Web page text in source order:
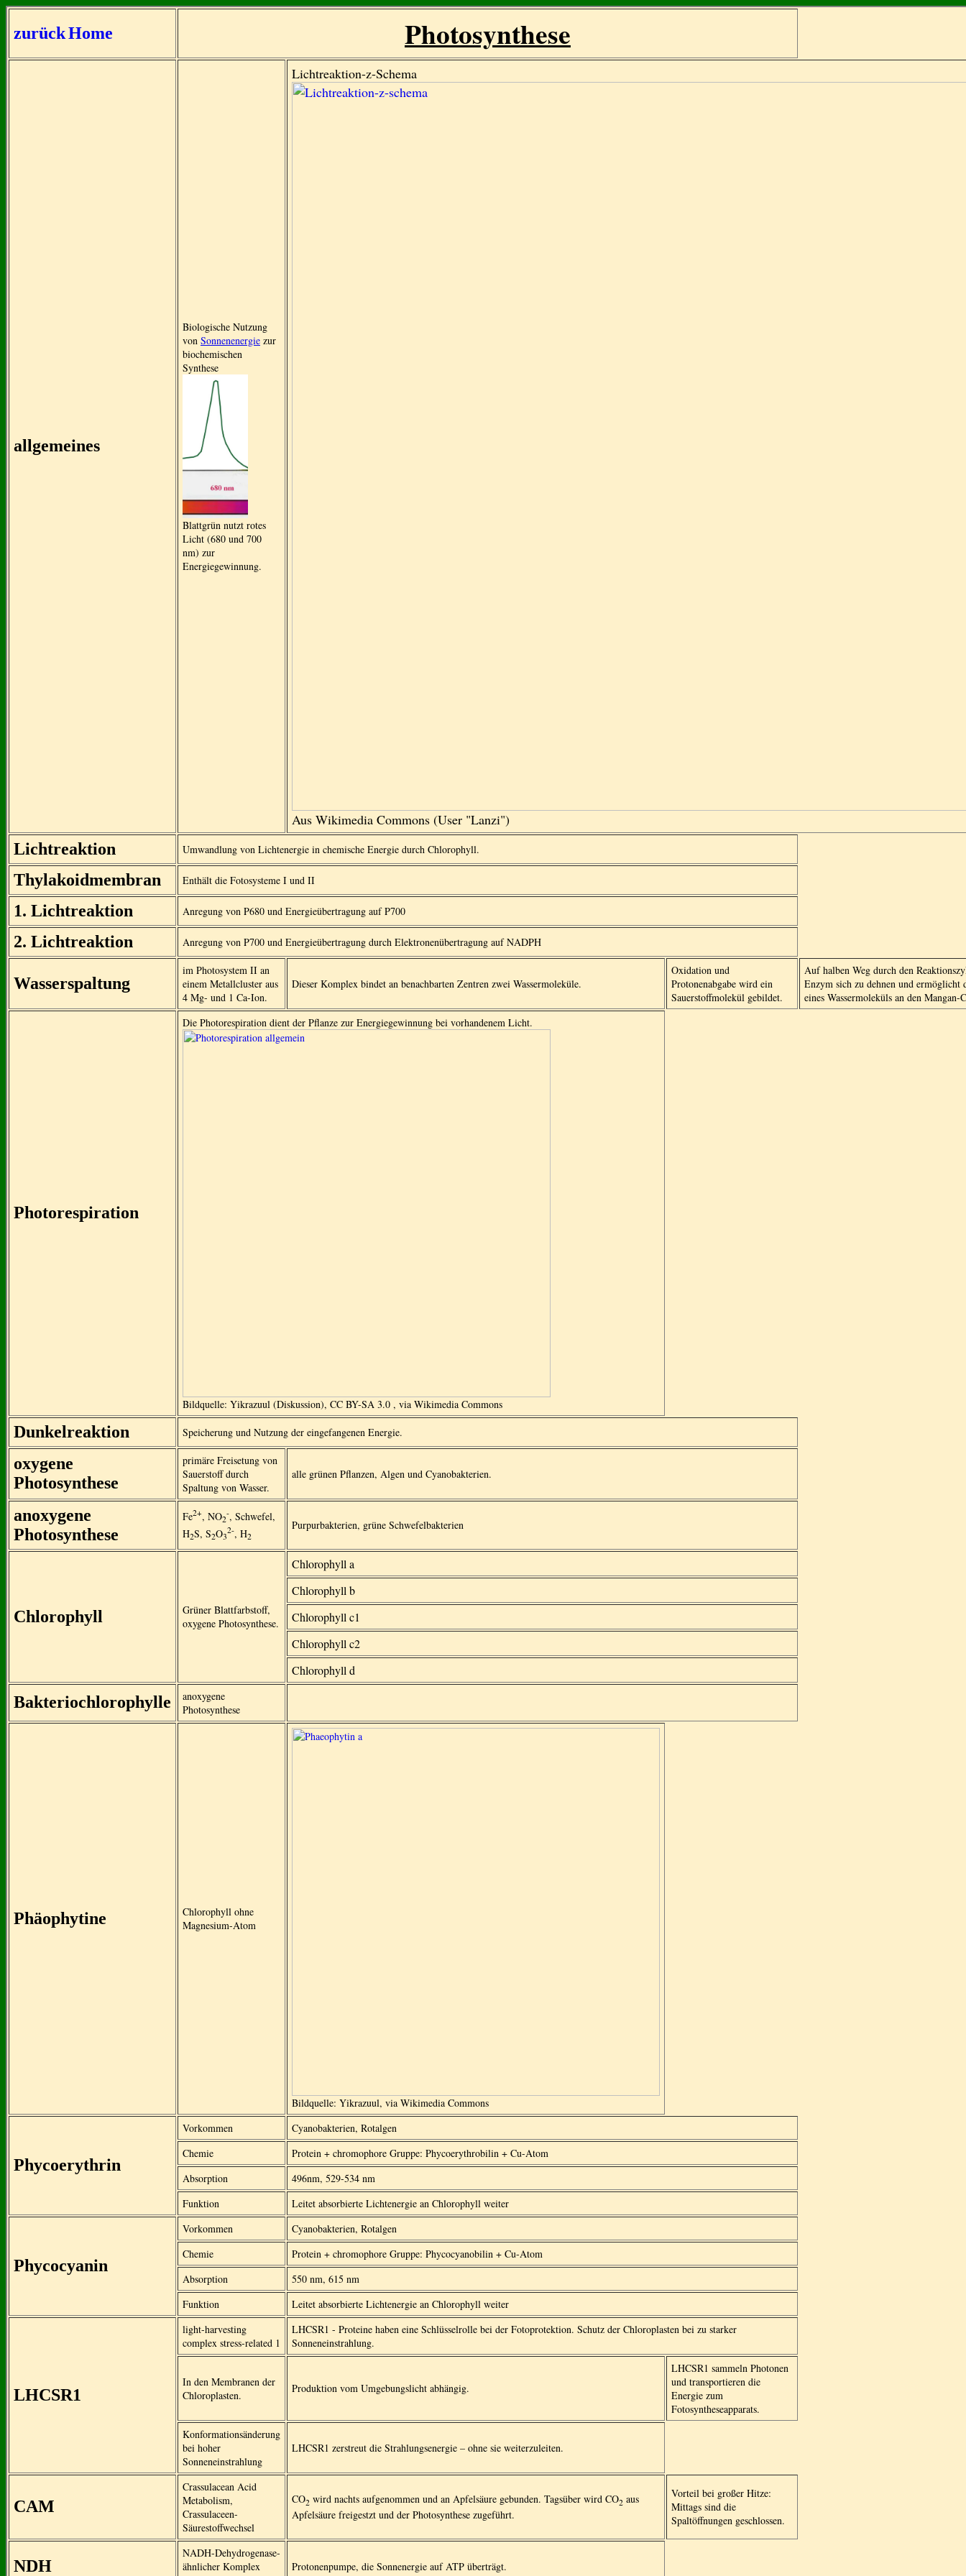
zurückHome Photosynthese
allgemeines
Biologische Nutzung
von Sonnenenergie zur
biochemischen
Synthese
Blattgrün nutzt rotes
Licht (680 und 700
nm) zur
Energiegewinnung.
Lichtreaktion-z-Schema
Aus Wikimedia Commons (User "Lanzi")
Lichtreaktion Umwandlung von Lichtenergie in chemische Energie durch Chlorophyll.
Thylakoidmembran Enthält die Fotosysteme I und II
1. Lichtreaktion Anregung von P680 und Energieübertragung auf P700
2. Lichtreaktion Anregung von P700 und Energieübertragung durch Elektronenübertragung auf NADPH
Wasserspaltung
im Photosystem II an
einem Metallcluster aus
4 Mg- und 1 Ca-Ion.
Dieser Komplex bindet an benachbarten Zentren zwei Wassermoleküle.
Oxidation und
Protonenabgabe wird ein
Sauerstoffmolekül gebildet.
Auf halben Weg durch den
Enzym sich zu dehnen und ermöglicht
eines Wassermoleküls an den Mangan-
Photorespiration
Die Photorespiration dient der Pflanze zur Energiegewinnung bei vorhandenem Licht.
Bildquelle: Yikrazuul (Diskussion), CC BY-SA 3.0 , via Wikimedia Commons
Dunkelreaktion Speicherung und Nutzung der eingefangenen Energie.
oxygene
Photosynthese
primäre Freisetung von
Sauerstoff durch
Spaltung von Wasser.
alle grünen Pflanzen, Algen und Cyanobakterien.
anoxygene
Photosynthese
Fe2+, NO2
-, Schwefel,
H2S, S2O3
2-, H2
Purpurbakterien, grüne Schwefelbakterien
Chlorophyll
Grüner Blattfarbstoff,
oxygene Photosynthese.
Chlorophyll a
Chlorophyll b
Chlorophyll c1
Chlorophyll c2
Chlorophyll d
Bakteriochlorophylle
anoxygene
Photosynthese
Phäophytine
Chlorophyll ohne
Magnesium-Atom
Bildquelle: Yikrazuul, via Wikimedia Commons
Phycoerythrin
Vorkommen
Cyanobakterien, Rotalgen
Chemie
Protein + chromophore Gruppe: Phycoerythrobilin + Cu-Atom
Absorption
496nm, 529-534 nm
Funktion
Leitet absorbierte Lichtenergie an Chlorophyll weiter
Phycocyanin
Vorkommen
Cyanobakterien, Rotalgen
Chemie
Protein + chromophore Gruppe: Phycocyanobilin + Cu-Atom
Absorption
550 nm, 615 nm
Funktion
Leitet absorbierte Lichtenergie an Chlorophyll weiter
LHCSR1
light-harvesting
complex stress-related 1
LHCSR1 - Proteine haben eine Schlüsselrolle bei der Fotoprotektion. Schutz der Chloroplasten bei zu starker
Sonneneinstrahlung.
In den Membranen der
Chloroplasten.
Produktion vom Umgebungslicht abhängig.
LHCSR1 sammeln Photonen
und transportieren die
Energie zum
Fotosyntheseapparats.
Konformationsänderung
bei hoher
Sonneneinstrahlung
LHCSR1 zerstreut die Strahlungsenergie – ohne sie weiterzuleiten.
CAM
Crassulacean Acid
Metabolism,
Crassulaceen-
Säurestoffwechsel
CO2 wird nachts aufgenommen und an Apfelsäure gebunden. Tagsüber wird CO2 aus
Apfelsäure freigestzt und der Photosynthese zugeführt.
Vorteil bei großer Hitze:
Mittags sind die
Spaltöffnungen geschlossen.
NDH
NADH-Dehydrogenase-
ähnlicher Komplex
Protonenpumpe, die Sonnenergie auf ATP überträgt.